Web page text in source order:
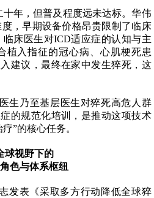
年，但普及程度远未达标。华伟
，早期设备价格昂贵限制了临床
临床医生对ICD适应症的认知与主
植入指征的冠心病、心肌梗死患
建议，最终在家中发生猝死，这
生乃至基层医生对猝死高危人群
的规范化培训，是推动这项技术
”的核心任务。
球视野下的
色与体系枢纽
发表《采取多方行动降低全球猝